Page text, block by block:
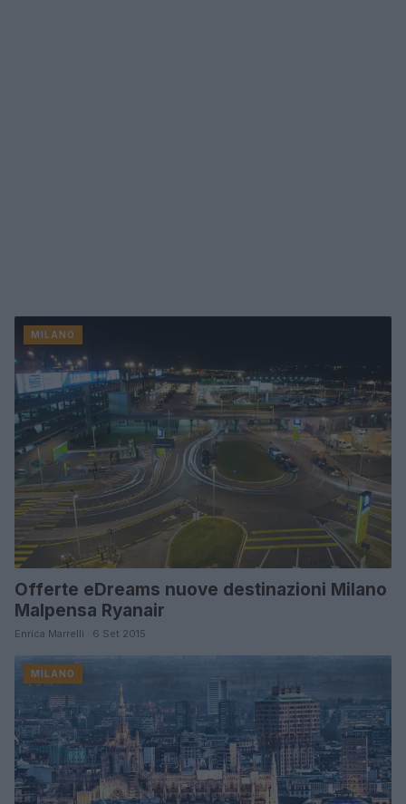
MILANO
Offerte eDreams nuove destinazioni Milano
Malpensa Ryanair
Enrica Marrelli · 6 Set 2015
MILANO